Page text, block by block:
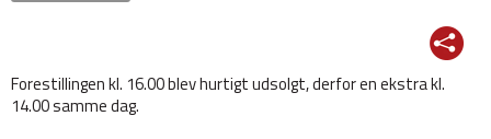
Forestillingen kl. 16.00 blev hurtigt udsolgt, derfor en ekstra kl.
14.00 samme dag.